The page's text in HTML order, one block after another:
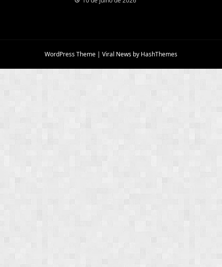
WordPress Theme | Viral News by HashThemes